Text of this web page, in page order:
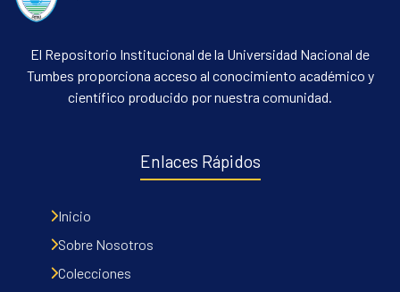
El Repositorio Institucional de la Universidad Nacional de
Tumbes proporciona acceso al conocimiento académico y
científico producido por nuestra comunidad.
Enlaces Rápidos
Inicio
Sobre Nosotros
Colecciones